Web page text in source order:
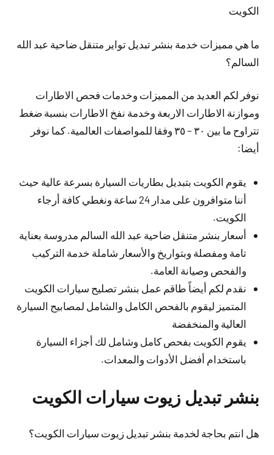
الكويت
ما هي مميزات خدمة بنشر تبديل تواير متنقل ضاحية عبد الله
السالم؟
نوفر لكم العديد من المميزات وخدمات فحص الاطارات
وموازنة الاطارات الاربعة وخدمة نفخ الاطارات بنسبة ضغط
تتراوح ما بين ٣٠ – ٣٥ وفقا للمواصفات العالمية. كما نوفر
أيضا:
يقوم الكويت بتبديل بطاريات السيارة بسرعة عالية حيث
أننا متوافرون على مدار 24 ساعة ونغطي كافة أرجاء
الكويت.
أسعار بنشر متنقل ضاحية عبد الله السالم مدروسة بعناية
تامة ومفصلة وبتواريخ والأسعار شاملة خدمة التركيب
والفحص وصيانة العامة.
نقدم لكم أيضاً طاقم عمل بنشر تصليح سيارات الكويت
المتميز ليقوم بالفحص الكامل والشامل لمصابيح السيارة
العالية والمنخفضة
يقوم الكويت بفحص كامل وشامل لك أجزاء السيارة
باستخدام أفضل الأدوات والمعدات.
بنشر تبديل زيوت سيارات الكويت
هل انتم بحاجة لخدمة بنشر تبديل زيوت سيارات الكويت؟